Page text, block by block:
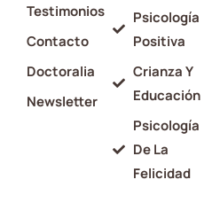
Testimonios
Contacto
Doctoralia
Newsletter
Psicología
Positiva
Crianza Y
Educación
Psicología
De La
Felicidad